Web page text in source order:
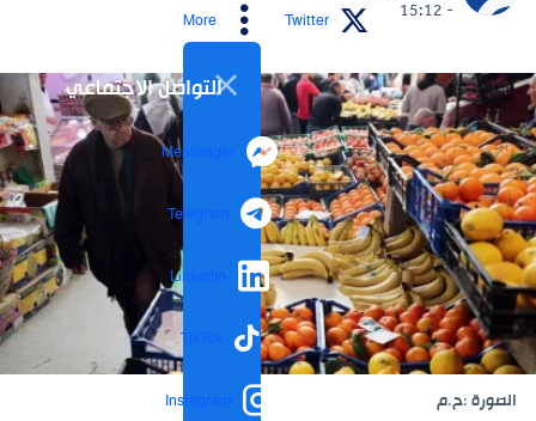
- 15:12
Twitter
More
التواصل الاجتماعي
Messenger
Telegram
LinkedIn
TikTok
Instagram الصورة :ح.م